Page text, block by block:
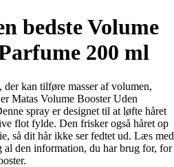
bedste Volume
200 ml
kan tilføre masser af volumen,
Matas Volume Booster Uden
spray er designet til at løfte håret
flot fylde. Den frisker også håret op
så dit hår ikke ser fedtet ud. Læs med
den information, du har brug for, for